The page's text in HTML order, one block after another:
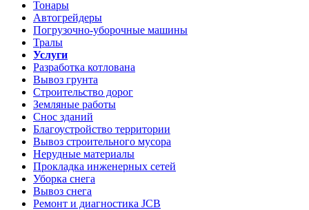
Тонары
Автогрейдеры
Погрузочно-уборочные машины
Тралы
Услуги
Разработка котлована
Вывоз грунта
Строительство дорог
Земляные работы
Снос зданий
Благоустройство территории
Вывоз строительного мусора
Нерудные материалы
Прокладка инженерных сетей
Уборка снега
Вывоз снега
Ремонт и диагностика JCB